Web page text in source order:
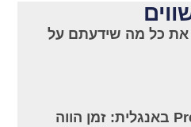
את כל מה שידעתם על
מה זה Present Perfect באנגלית: זמן הווה